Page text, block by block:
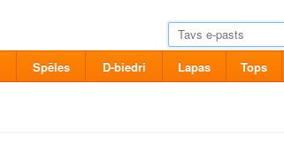
Spēles D-biedri Lapas Tops